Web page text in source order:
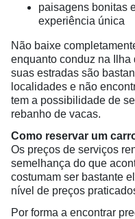
paisagens bonitas
experiência única
Não baixe
enquanto conduz na
suas estradas são
localidades e não
tem a possibilidade de
rebanho de vacas.
Como reservar um
Os preços de serviços
semelhança do que
costumam ser bastante
nível de preços
Por forma a encontrar